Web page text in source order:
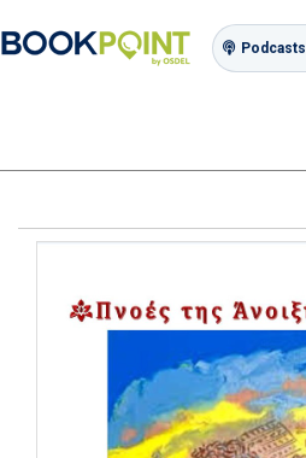
Podcasts